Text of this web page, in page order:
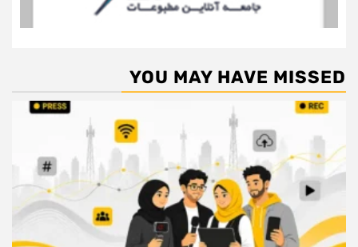
YOU MAY HAVE MISSED